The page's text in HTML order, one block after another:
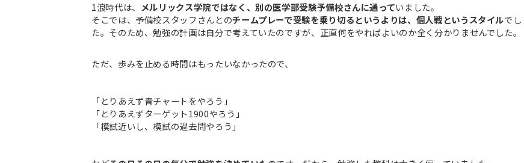
1浪時代は、 メルリックス学院ではなく、別の医学部受験予備校さんに通っていました。
そこでは、予備校スタッフさんとのチームプレーで受験を乗り切るというよりは、個人戦というスタイルでし
た。そのため、勉強の計画は自分で考えていたのですが、正直何をやればよいのか全く分かりませんでした。
ただ、歩みを止める時間はもったいなかったので、
「とりあえず青チャートをやろう」
「とりあえずターゲット1900やろう」
「模試近いし、模試の過去問やろう」